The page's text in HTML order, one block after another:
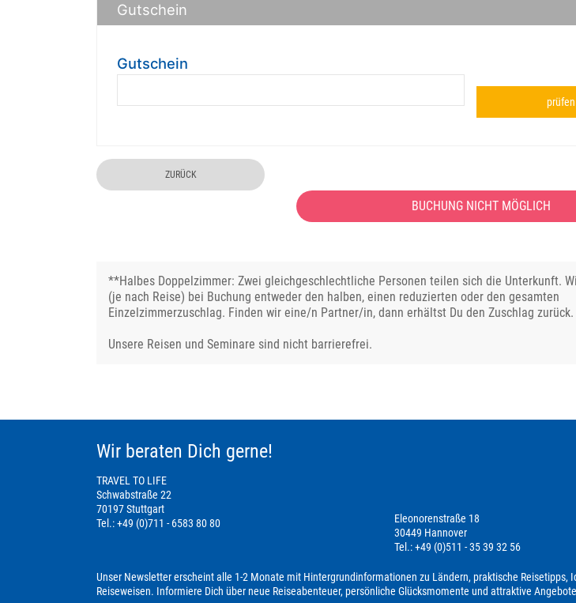
Gutschein
Gutschein
prüfen
ZURÜCK
BUCHUNG NICHT MÖGLICH
**Halbes Doppelzimmer: Zwei gleichgeschlechtliche Personen teilen sich die Unterkunft.
(je nach Reise) bei Buchung entweder den halben, einen reduzierten oder den gesamten
Einzelzimmerzuschlag. Finden wir eine/n Partner/in, dann erhältst Du den Zuschlag zurück.
Unsere Reisen und Seminare sind nicht barrierefrei.
Wir beraten Dich gerne!
TRAVEL TO LIFE
Schwabstraße 22
70197 Stuttgart
Tel.: +49 (0)711 - 6583 80 80
Eleonorenstraße 18
30449 Hannover
Tel.: +49 (0)511 - 35 39 32 56
Unser Newsletter erscheint alle 1-2 Monate mit Hintergrundinformationen zu Ländern, praktische Reisetipps,
Reiseweisen. Informiere Dich über neue Reiseabenteuer, persönliche Glücksmomente und attraktive